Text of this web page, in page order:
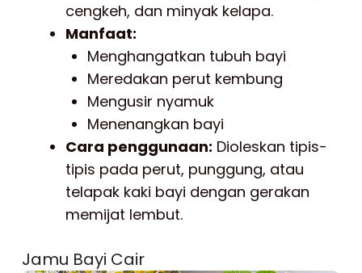
cengkeh, dan minyak kelapa.
Manfaat:
Menghangatkan tubuh bayi
Meredakan perut kembung
Mengusir nyamuk
Menenangkan bayi
Cara penggunaan: Dioleskan tipis-
tipis pada perut, punggung, atau
telapak kaki bayi dengan gerakan
memijat lembut.
Jamu Bayi Cair